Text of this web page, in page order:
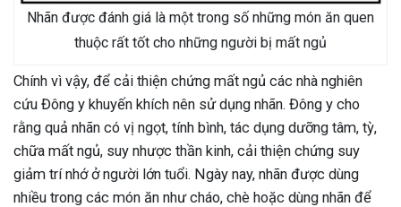
Nhãn được đánh giá là một trong số những món ăn quen
thuộc rất tốt cho những người bị mất ngủ
Chính vì vậy, để cải thiện chứng mất ngủ các nhà nghiên
cứu Đông y khuyến khích nên sử dụng nhãn. Đông y cho
rằng quả nhãn có vị ngọt, tính bình, tác dụng dưỡng tâm, tỳ,
chữa mất ngủ, suy nhược thần kinh, cải thiện chứng suy
giảm trí nhớ ở người lớn tuổi. Ngày nay, nhãn được dùng
nhiều trong các món ăn như cháo, chè hoặc dùng nhãn để